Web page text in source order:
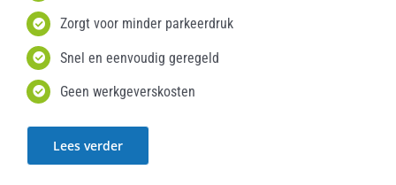
Zorgt voor minder parkeerdruk
Snel en eenvoudig geregeld
Geen werkgeverskosten
Lees verder